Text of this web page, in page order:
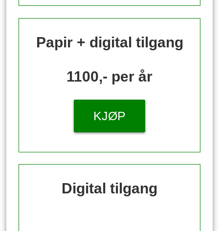
Papir + digital tilgang
1100,- per år
KJØP
Digital tilgang